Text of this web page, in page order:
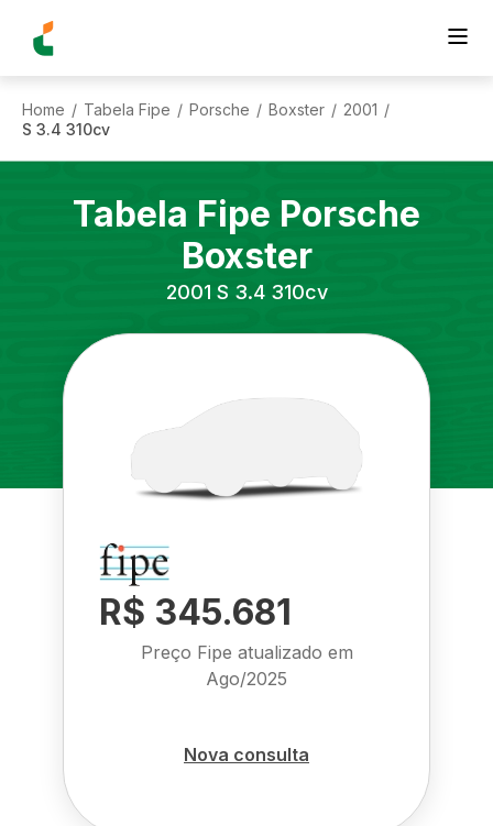
Home / Tabela Fipe / Porsche / Boxster / 2001 /
S 3.4 310cv
Tabela Fipe Porsche
Boxster
2001 S 3.4 310cv
R$ 345.681
Preço Fipe atualizado em
Ago/2025
Nova consulta